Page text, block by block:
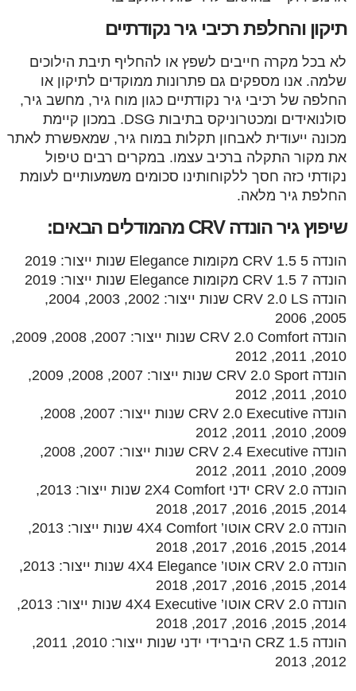
תיקון והחלפת רכיבי גיר נקודתיים
לא בכל מקרה חייבים לשפץ או להחליף תיבת הילוכים
שלמה. אנו מספקים גם פתרונות ממוקדים לתיקון או
החלפה של רכיבי גיר נקודתיים כגון מוח גיר, מחשב גיר,
סולנואידים ומכטרוניקס בתיבות DSG. במכון קיימת
מכונה ייעודית לאבחון תקלות במוח גיר, שמאפשרת לאתר
את מקור התקלה ברכיב עצמו. במקרים רבים טיפול
נקודתי כזה חסך ללקוחותינו סכומים משמעותיים לעומת
החלפת גיר מלאה.
שיפוץ גיר הונדה CRV מהמודלים הבאים:
הונדה CRV 1.5 5 מקומות Elegance שנות ייצור: 2019
הונדה CRV 1.5 7 מקומות Elegance שנות ייצור: 2019
הונדה CRV 2.0 LS שנות ייצור: 2002, 2003, 2004,
2005, 2006
הונדה CRV 2.0 Comfort שנות ייצור: 2007, 2008, 2009,
2010, 2011, 2012
הונדה CRV 2.0 Sport שנות ייצור: 2007, 2008, 2009,
2010, 2011, 2012
הונדה CRV 2.0 Executive שנות ייצור: 2007, 2008,
2009, 2010, 2011, 2012
הונדה CRV 2.4 Executive שנות ייצור: 2007, 2008,
2009, 2010, 2011, 2012
הונדה CRV 2.0 ידני 2X4 Comfort שנות ייצור: 2013,
2014, 2015, 2016, 2017, 2018
הונדה CRV 2.0 אוטו’ 4X4 Comfort שנות ייצור: 2013,
2014, 2015, 2016, 2017, 2018
הונדה CRV 2.0 אוטו’ 4X4 Elegance שנות ייצור: 2013,
2014, 2015, 2016, 2017, 2018
הונדה CRV 2.0 אוטו’ 4X4 Executive שנות ייצור: 2013,
2014, 2015, 2016, 2017, 2018
הונדה CRZ 1.5 היברידי ידני שנות ייצור: 2010, 2011,
2012, 2013